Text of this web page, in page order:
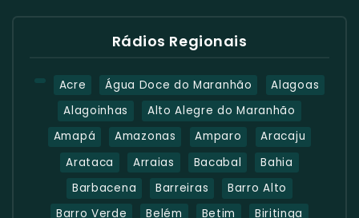
Rádios Regionais
Acre Água Doce do Maranhão
Alagoas
Alagoinhas
Alto Alegre do Maranhão
Amapá
Amazonas Amparo
Aracaju
Arataca
Arraias Bacabal
Bahia
Barbacena
Barreiras
Barro Alto
Barro Verde
Belém Betim Biritinga